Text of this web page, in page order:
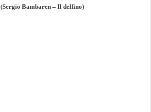
(Sergio Bambaren – Il delfino)